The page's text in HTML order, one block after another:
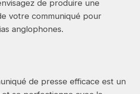
de produire une
votre communiqué pour
anglophones.
de presse efficace est un